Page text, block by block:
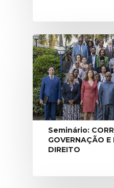
Seminário:
GOVERNAÇÃO
DIREITO